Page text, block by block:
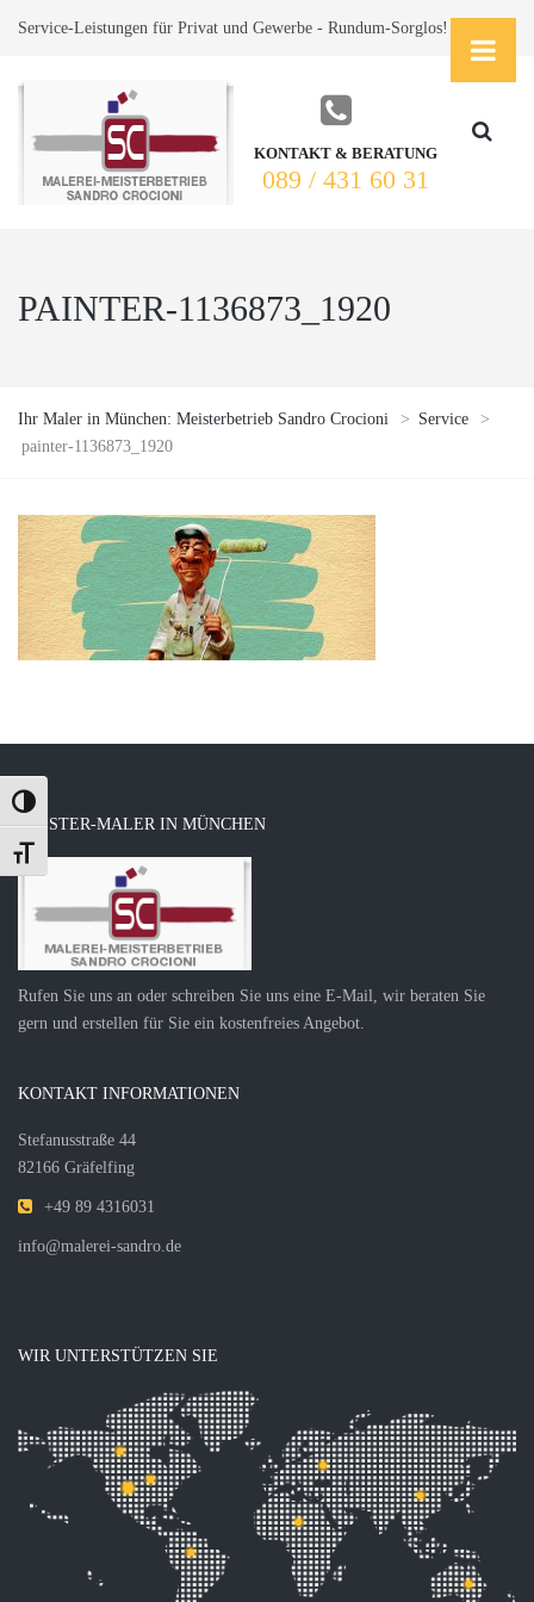
Umschalten auf hohe Kontraste
Schrift vergrößern
Service-Leistungen für Privat und Gewerbe - Rundum-Sorglos!
KONTAKT & BERATUNG
089 / 431 60 31
PAINTER-1136873_1920
Ihr Maler in München: Meisterbetrieb Sandro Crocioni > Service
>
painter-1136873_1920
MEISTER-MALER IN MÜNCHEN
Rufen Sie uns an oder schreiben Sie uns eine E-Mail, wir beraten Sie
gern und erstellen für Sie ein kostenfreies Angebot.
KONTAKT INFORMATIONEN
Stefanusstraße 44
82166 Gräfelfing
+49 89 4316031
info@malerei-sandro.de
WIR UNTERSTÜTZEN SIE